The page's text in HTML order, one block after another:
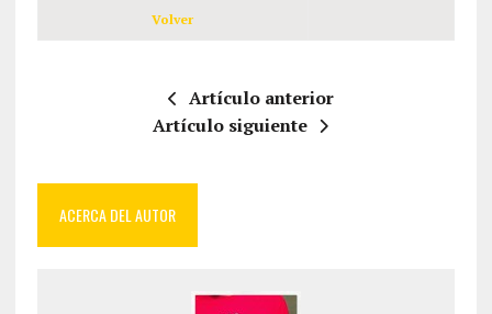
Volver
Artículo anterior
Artículo siguiente
ACERCA DEL AUTOR